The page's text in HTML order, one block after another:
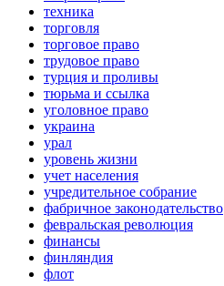
техника
торговля
торговое право
трудовое право
турция и проливы
тюрьма и ссылка
уголовное право
украина
урал
уровень жизни
учет населения
учредительное собрание
фабричное законодательство
февральская революция
финансы
финляндия
флот